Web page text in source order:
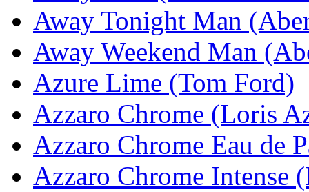
Away Tonight Man
Away Weekend Man
Azure Lime (Tom Ford)
Azzaro Chrome (Loris
Azzaro Chrome Eau de
Azzaro Chrome Intense